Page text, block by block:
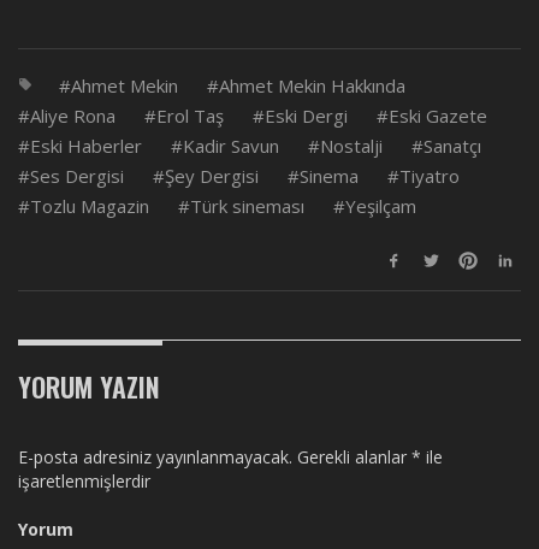
Ahmet Mekin
Ahmet Mekin Hakkında
Aliye Rona
Erol Taş Eski Dergi
Eski Gazete
Eski Haberler
Kadir Savun Nostalji
Sanatçı
Ses Dergisi
Şey Dergisi Sinema
Tiyatro
Tozlu Magazin
Türk sineması Yeşilçam
YORUM YAZIN
E-posta adresiniz yayınlanmayacak. Gerekli alanlar * ile
işaretlenmişlerdir
Yorum